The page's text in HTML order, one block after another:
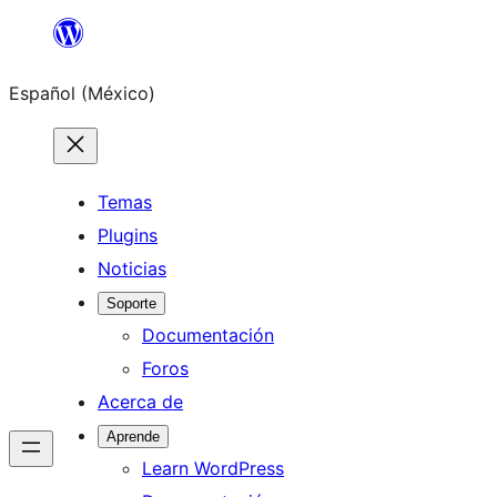
Saltar
contenido
Español (México)
Temas
Plugins
Noticias
Soporte
Documentación
Foros
Acerca de
Aprende
Learn WordPress